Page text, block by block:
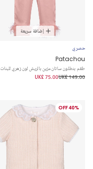
إضافة سريعة
حصري
Patachou
طقم بنطلون ساتان مزين بالريش لون زهري للبنات
UK£ 149.00
UK£ 75.00
40% OFF